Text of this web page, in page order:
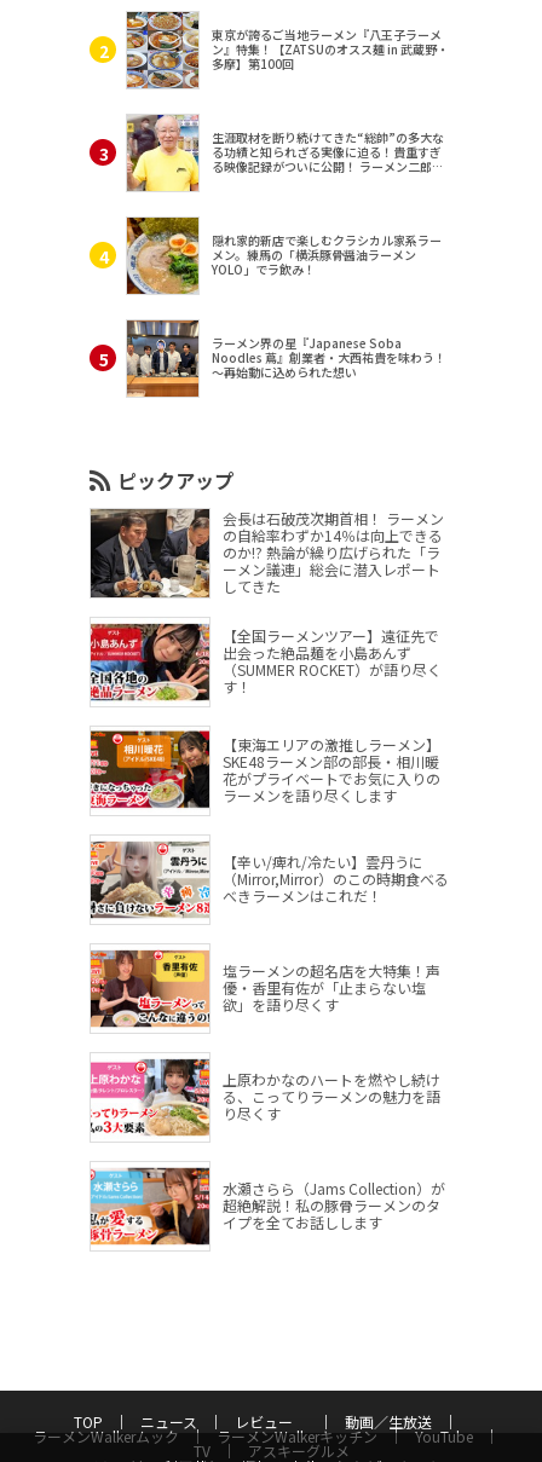
東京が誇るご当地ラーメン『八王子ラーメ
ン』特集！【ZATSUのオスス麺 in 武蔵野・
多摩】第100回
生涯取材を断り続けてきた“総帥”の多大な
る功績と知られざる実像に迫る！貴重すぎ
る映像記録がついに公開！ ラーメン二郎
隠れ家的新店で楽しむクラシカル家系ラー
メン。練馬の「横浜豚骨醤油ラーメン
YOLO」でラ飲み！
ラーメン界の星『Japanese Soba
Noodles 蔦』創業者・大西祐貴を味わう！
～再始動に込められた想い
ピックアップ
会長は石破茂次期首相！ ラーメン
の自給率わずか14％は向上できる
のか!? 熱論が繰り広げられた「ラ
ーメン議連」総会に潜入レポート
してきた
【全国ラーメンツアー】遠征先で
出会った絶品麺を小島あんず
（SUMMER ROCKET）が語り尽く
す！
【東海エリアの激推しラーメン】
SKE48ラーメン部の部長・相川暖
花がプライベートでお気に入りの
ラーメンを語り尽くします
【辛い/痺れ/冷たい】雲丹うに
（Mirror,Mirror）のこの時期食べる
べきラーメンはこれだ！
塩ラーメンの超名店を大特集！声
優・香里有佐が「止まらない塩
欲」を語り尽くす
上原わかなのハートを燃やし続け
る、こってりラーメンの魅力を語
り尽くす
水瀬さらら（Jams Collection）が
超絶解説！私の豚骨ラーメンのタ
イプを全てお話しします
TOP ニュース レビュー 動画／生放送
ラーメンWalkerムック ラーメンWalkerキッチン YouTube
TV アスキーグルメ